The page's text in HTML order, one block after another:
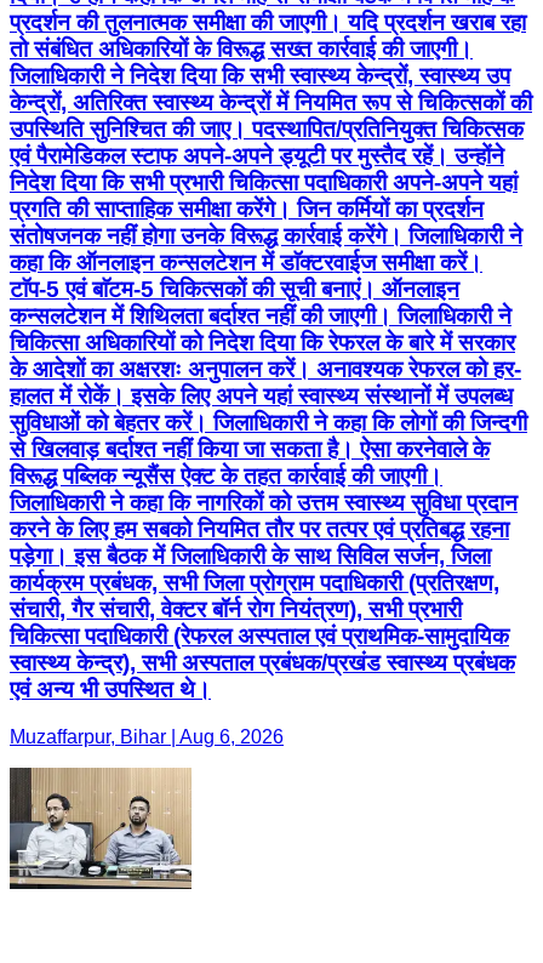
प्रदर्शन की तुलनात्मक समीक्षा की जाएगी। यदि प्रदर्शन खराब रहा
तो संबंधित अधिकारियों के विरूद्ध सख्त कार्रवाई की जाएगी।
जिलाधिकारी ने निदेश दिया कि सभी स्वास्थ्य केन्द्रों, स्वास्थ्य उप
केन्द्रों, अतिरिक्त स्वास्थ्य केन्द्रों में नियमित रूप से चिकित्सकों की
उपस्थिति सुनिश्चित की जाए। पदस्थापित/प्रतिनियुक्त चिकित्सक
एवं पैरामेडिकल स्टाफ अपने-अपने ड्यूटी पर मुस्तैद रहें। उन्होंने
निदेश दिया कि सभी प्रभारी चिकित्सा पदाधिकारी अपने-अपने यहां
प्रगति की साप्ताहिक समीक्षा करेंगे। जिन कर्मियों का प्रदर्शन
संतोषजनक नहीं होगा उनके विरूद्ध कार्रवाई करेंगे। जिलाधिकारी ने
कहा कि ऑनलाइन कन्सलटेशन में डाॅक्टरवाईज समीक्षा करें।
टाॅप-5 एवं बाॅटम-5 चिकित्सकों की सूची बनाएं। ऑनलाइन
कन्सलटेशन में शिथिलता बर्दाश्त नहीं की जाएगी। जिलाधिकारी ने
चिकित्सा अधिकारियों को निदेश दिया कि रेफरल के बारे में सरकार
के आदेशों का अक्षरशः अनुपालन करें। अनावश्यक रेफरल को हर-
हालत में रोकें। इसके लिए अपने यहां स्वास्थ्य संस्थानों में उपलब्ध
सुविधाओं को बेहतर करें। जिलाधिकारी ने कहा कि लोगों की जिन्दगी
से खिलवाड़ बर्दाश्त नहीं किया जा सकता है। ऐसा करनेवाले के
विरूद्ध पब्लिक न्यूसैंस ऐक्ट के तहत कार्रवाई की जाएगी।
जिलाधिकारी ने कहा कि नागरिकों को उत्तम स्वास्थ्य सुविधा प्रदान
करने के लिए हम सबको नियमित तौर पर तत्पर एवं प्रतिबद्ध रहना
पड़ेगा। इस बैठक में जिलाधिकारी के साथ सिविल सर्जन, जिला
कार्यक्रम प्रबंधक, सभी जिला प्रोग्राम पदाधिकारी (प्रतिरक्षण,
संचारी, गैर संचारी, वेक्टर बॉर्न रोग नियंत्रण), सभी प्रभारी
चिकित्सा पदाधिकारी (रेफरल अस्पताल एवं प्राथमिक-सामुदायिक
स्वास्थ्य केन्द्र), सभी अस्पताल प्रबंधक/प्रखंड स्वास्थ्य प्रबंधक
एवं अन्य भी उपस्थित थे।
Muzaffarpur, Bihar | Aug 6, 2026